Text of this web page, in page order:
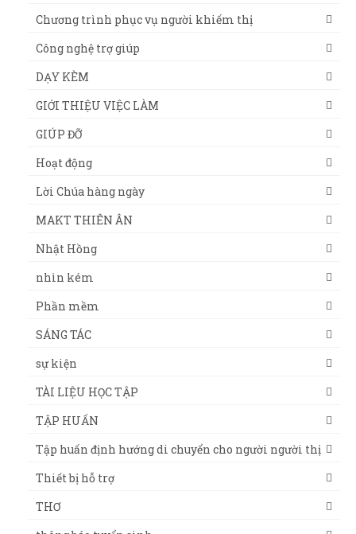
Chương trình phục vụ người khiếm thị
Công nghệ trợ giúp
DẠY KÈM
GIỚI THIỆU VIỆC LÀM
GIÚP ĐỠ
Hoạt động
Lời Chúa hàng ngày
MAKT THIÊN ÂN
Nhật Hồng
nhìn kém
Phần mềm
SÁNG TÁC
sự kiện
TÀI LIỆU HỌC TẬP
TẬP HUẤN
Tập huấn định hướng di chuyển cho người người thị
Thiết bị hỗ trợ
THƠ